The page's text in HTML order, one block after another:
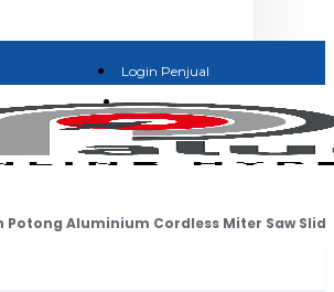
Login Penjual
Jadi Penjual
Potong Aluminium Cordless Miter Saw